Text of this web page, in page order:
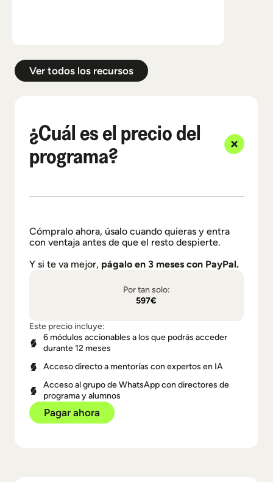
Ver todos los recursos
¿Cuál es el precio del
programa?
Cómpralo ahora, úsalo cuando quieras y entra
con ventaja antes de que el resto despierte.
Y si te va mejor, págalo en 3 meses con PayPal.
Por tan solo:
597€
Este precio incluye:
6 módulos accionables a los que podrás acceder
durante 12 meses
Acceso directo a mentorías con expertos en IA
Acceso al grupo de WhatsApp con directores de
programa y alumnos
Pagar ahora